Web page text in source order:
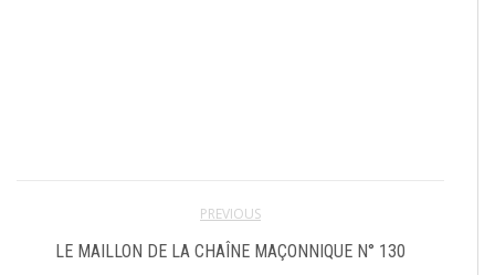
PREVIOUS
LE MAILLON DE LA CHAÎNE MAÇONNIQUE N° 130